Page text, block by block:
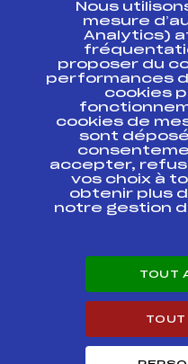
Ressources
Pass’Neige
Projet sportif
Projet de
Antidopage
Pôle
Scientifique
Listes
Pôle vie de
Enseignement
Carrières
Nous
mesure
Analytics)
proposer du
performances
cookies
cookies de
sont
accepter,
vos choix à
obtenir plus
notre gestion
TOUT
TOUT